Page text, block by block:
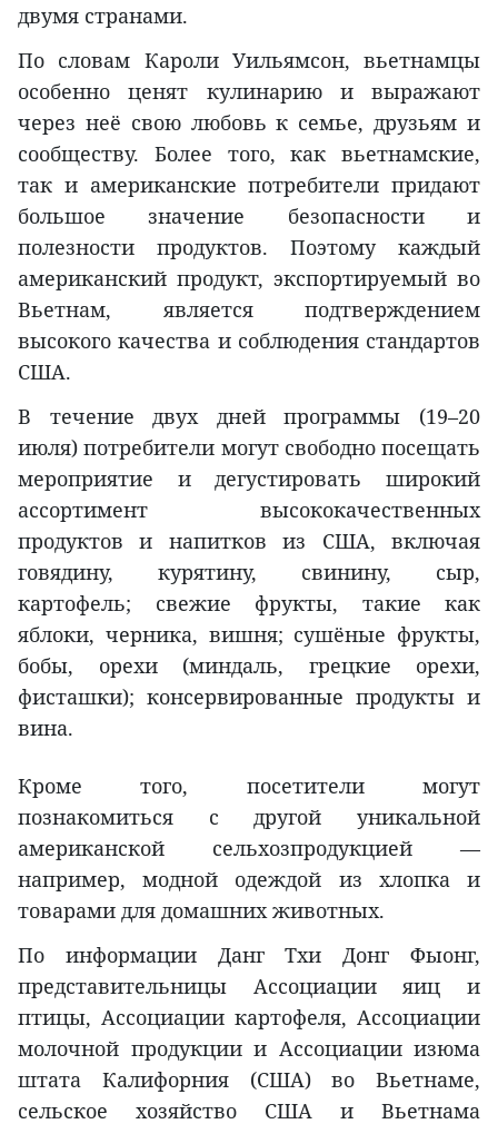
двумя странами.
По словам Кароли Уильямсон, вьетнамцы
особенно ценят кулинарию и выражают
через неё свою любовь к семье, друзьям и
сообществу. Более того, как вьетнамские,
так и американские потребители придают
большое значение безопасности и
полезности продуктов. Поэтому каждый
американский продукт, экспортируемый во
Вьетнам, является подтверждением
высокого качества и соблюдения стандартов
США.
В течение двух дней программы (19–20
июля) потребители могут свободно посещать
мероприятие и дегустировать широкий
ассортимент высококачественных
продуктов и напитков из США, включая
говядину, курятину, свинину, сыр,
картофель; свежие фрукты, такие как
яблоки, черника, вишня; сушёные фрукты,
бобы, орехи (миндаль, грецкие орехи,
фисташки); консервированные продукты и
вина.
Кроме того, посетители могут
познакомиться с другой уникальной
американской сельхозпродукцией —
например, модной одеждой из хлопка и
товарами для домашних животных.
По информации Данг Тхи Донг Фыонг,
представительницы Ассоциации яиц и
птицы, Ассоциации картофеля, Ассоциации
молочной продукции и Ассоциации изюма
штата Калифорния (США) во Вьетнаме,
сельское хозяйство США и Вьетнама